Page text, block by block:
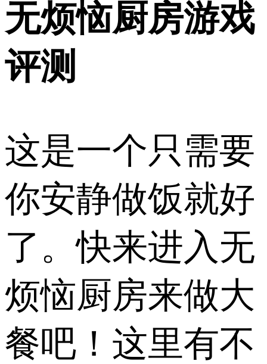
无烦恼厨房游戏
评测
这是一个只需要
你安静做饭就好
了。快来进入无
烦恼厨房来做大
餐吧！这里有不